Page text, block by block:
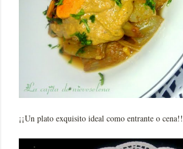
¡¡Un plato exquisito ideal como entrante o cena!!